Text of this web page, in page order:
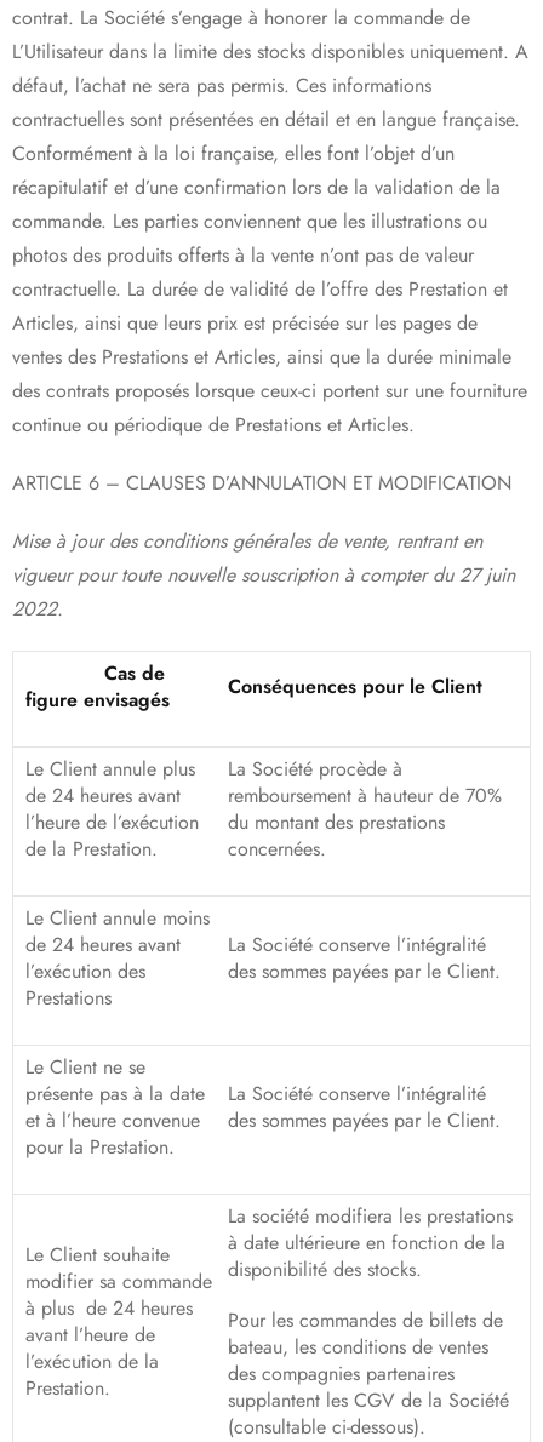
contrat. La Société s’engage à honorer la commande de
L’Utilisateur dans la limite des stocks disponibles uniquement. A
défaut, l’achat ne sera pas permis. Ces informations
contractuelles sont présentées en détail et en langue française.
Conformément à la loi française, elles font l’objet d’un
récapitulatif et d’une confirmation lors de la validation de la
commande. Les parties conviennent que les illustrations ou
photos des produits offerts à la vente n’ont pas de valeur
contractuelle. La durée de validité de l’offre des Prestation et
Articles, ainsi que leurs prix est précisée sur les pages de
ventes des Prestations et Articles, ainsi que la durée minimale
des contrats proposés lorsque ceux-ci portent sur une fourniture
continue ou périodique de Prestations et Articles.
ARTICLE 6 – CLAUSES D’ANNULATION ET MODIFICATION
Mise à jour des conditions générales de vente, rentrant en
vigueur pour toute nouvelle souscription à compter du 27 juin
2022.
Cas de
figure envisagés
Conséquences pour le Client
Le Client annule plus
de 24 heures avant
l’heure de l’exécution
de la Prestation.
La Société procède à
remboursement à hauteur de 70%
du montant des prestations
concernées.
Le Client annule moins
de 24 heures avant
l’exécution des
Prestations
La Société conserve l’intégralité
des sommes payées par le Client.
Le Client ne se
présente pas à la date
et à l’heure convenue
pour la Prestation.
La Société conserve l’intégralité
des sommes payées par le Client.
Le Client souhaite
modifier sa commande
à plus de 24 heures
avant l’heure de
l’exécution de la
Prestation.
La société modifiera les prestations
à date ultérieure en fonction de la
disponibilité des stocks.
Pour les commandes de billets de
bateau, les conditions de ventes
des compagnies partenaires
supplantent les CGV de la Société
(consultable ci-dessous).